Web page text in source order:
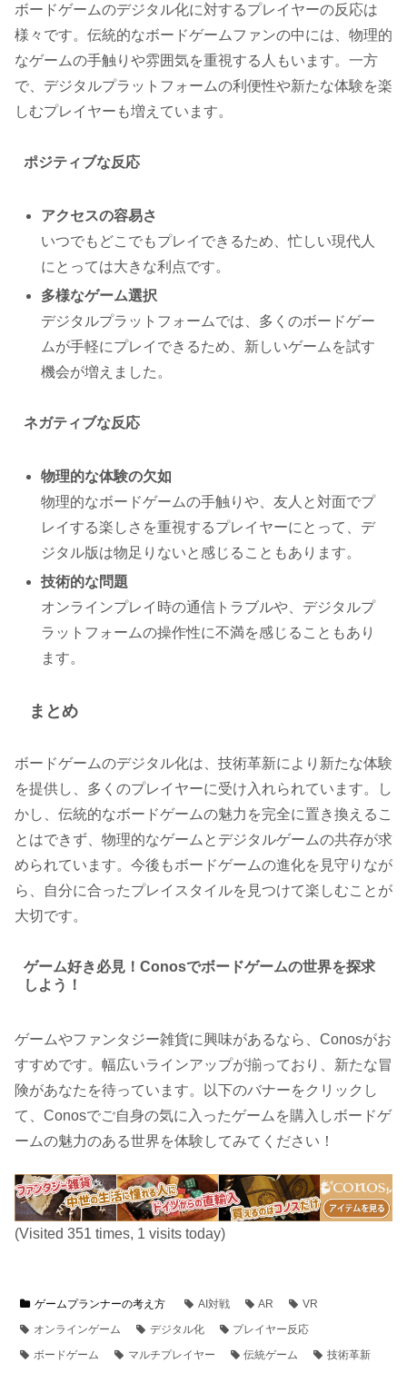
ボードゲームのデジタル化に対するプレイヤーの反応は
様々です。伝統的なボードゲームファンの中には、物理的
なゲームの手触りや雰囲気を重視する人もいます。一方
で、デジタルプラットフォームの利便性や新たな体験を楽
しむプレイヤーも増えています。
ポジティブな反応
アクセスの容易さ
いつでもどこでもプレイできるため、忙しい現代人
にとっては大きな利点です。
多様なゲーム選択
デジタルプラットフォームでは、多くのボードゲー
ムが手軽にプレイできるため、新しいゲームを試す
機会が増えました。
ネガティブな反応
物理的な体験の欠如
物理的なボードゲームの手触りや、友人と対面でプ
レイする楽しさを重視するプレイヤーにとって、デ
ジタル版は物足りないと感じることもあります。
技術的な問題
オンラインプレイ時の通信トラブルや、デジタルプ
ラットフォームの操作性に不満を感じることもあり
ます。
まとめ
ボードゲームのデジタル化は、技術革新により新たな体験
を提供し、多くのプレイヤーに受け入れられています。し
かし、伝統的なボードゲームの魅力を完全に置き換えるこ
とはできず、物理的なゲームとデジタルゲームの共存が求
められています。今後もボードゲームの進化を見守りなが
ら、自分に合ったプレイスタイルを見つけて楽しむことが
大切です。
ゲーム好き必見！Conosでボードゲームの世界を探求
しよう！
ゲームやファンタジー雑貨に興味があるなら、Conosがお
すすめです。幅広いラインアップが揃っており、新たな冒
険があなたを待っています。以下のバナーをクリックし
て、Conosでご自身の気に入ったゲームを購入しボードゲ
ームの魅力のある世界を体験してみてください！
(Visited 351 times, 1 visits today)
ゲームプランナーの考え方 AI対戦 AR
VR
オンラインゲーム
デジタル化
プレイヤー反応
ボードゲーム
マルチプレイヤー 伝統ゲーム 技術革新